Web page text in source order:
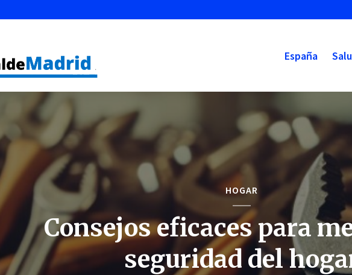
España
HOGAR
Consejos eficaces para
seguridad del